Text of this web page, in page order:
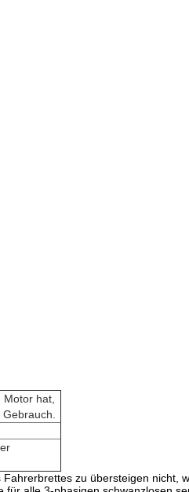
hat,
zu übersteigen nicht,